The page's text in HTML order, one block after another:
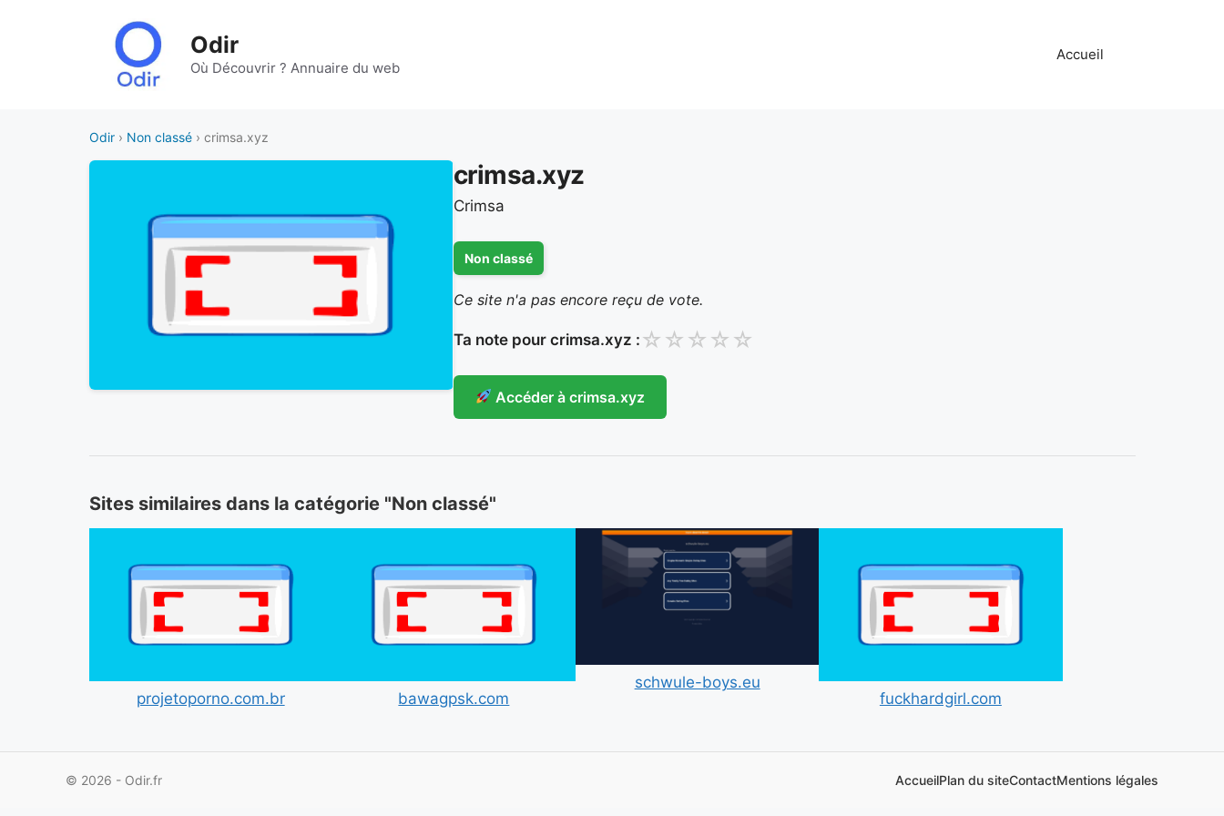
Odir
Où Découvrir ? Annuaire du web
Accueil
Odir› Non classé› crimsa.xyz
crimsa.xyz
Crimsa
Non classé
Ce site n'a pas encore reçu de vote.
Ta note pour crimsa.xyz : ☆ ☆ ☆ ☆ ☆
Accéder à crimsa.xyz
Sites similaires dans la catégorie "Non classé"
projetoporno.com.br bawagpsk.com
schwule-boys.eu
fuckhardgirl.com
© 2026 - Odir.fr AccueilPlan du siteContactMentions légales